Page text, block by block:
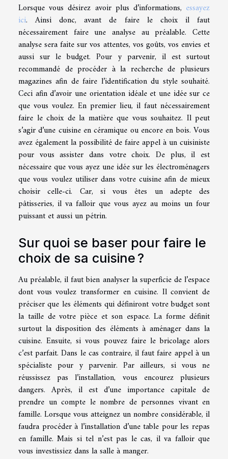
Lorsque vous désirez avoir plus d’informations, essayez
ici. Ainsi donc, avant de faire le choix il faut
nécessairement faire une analyse au préalable. Cette
analyse sera faite sur vos attentes, vos goûts, vos envies et
aussi sur le budget. Pour y parvenir, il est surtout
recommandé de procéder à la recherche de plusieurs
magazines afin de faire l’identification du style souhaité.
Ceci afin d’avoir une orientation idéale et une idée sur ce
que vous voulez. En premier lieu, il faut nécessairement
faire le choix de la matière que vous souhaitez. Il peut
s’agir d’une cuisine en céramique ou encore en bois. Vous
avez également la possibilité de faire appel à un cuisiniste
pour vous assister dans votre choix. De plus, il est
nécessaire que vous ayez une idée sur les électroménagers
que vous voulez utiliser dans votre cuisine afin de mieux
choisir celle-ci. Car, si vous êtes un adepte des
pâtisseries, il va falloir que vous ayez au moins un four
puissant et aussi un pétrin.
Sur quoi se baser pour faire le
choix de sa cuisine ?
Au préalable, il faut bien analyser la superficie de l’espace
dont vous voulez transformer en cuisine. Il convient de
préciser que les éléments qui définiront votre budget sont
la taille de votre pièce et son espace. La forme définit
surtout la disposition des éléments à aménager dans la
cuisine. Ensuite, si vous pouvez faire le bricolage alors
c’est parfait. Dans le cas contraire, il faut faire appel à un
spécialiste pour y parvenir. Par ailleurs, si vous ne
réussissez pas l’installation, vous encourez plusieurs
dangers. Après, il est d’une importance capitale de
prendre un compte le nombre de personnes vivant en
famille. Lorsque vous atteignez un nombre considérable, il
faudra procéder à l’installation d’une table pour les repas
en famille. Mais si tel n’est pas le cas, il va falloir que
vous investissiez dans la salle à manger.